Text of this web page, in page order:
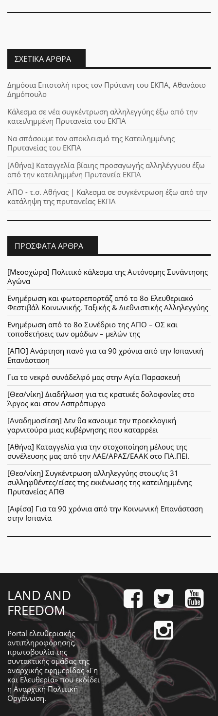
ΣΧΕΤΙΚΆ ΆΡΘΡΑ
Δημόσια Επιστολή προς τον Πρύτανη του ΕΚΠΑ, Αθανάσιο
Δημόπουλο
Κάλεσμα σε νέα συγκέντρωση αλληλεγγύης έξω από την
κατειλημμένη Πρυτανεία του ΕΚΠΑ
Να σπάσουμε τον αποκλεισμό της Κατειλημμένης
Πρυτανείας του ΕΚΠΑ
[Αθήνα] Καταγγελία βίαιης προσαγωγής αλληλέγγυου έξω
από την κατειλημμένη Πρυτανεία ΕΚΠΑ
ΑΠΟ - τ.σ. Αθήνας | Καλεσμα σε συγκέντρωση έξω από την
κατάληψη της πρυτανείας ΕΚΠΑ
ΠΡΌΣΦΑΤΑ ΆΡΘΡΑ
[Μεσοχώρα] Πολιτικό κάλεσμα της Αυτόνομης Συνάντησης
Αγώνα
Ενημέρωση και φωτορεπορτάζ από το 8ο Ελευθεριακό
Φεστιβάλ Κοινωνικής, Ταξικής & Διεθνιστικής Αλληλεγγύης
Ενημέρωση από το 8ο Συνέδριο της ΑΠΟ – ΟΣ και
τοποθετήσεις των ομάδων – μελών της
[ΑΠΟ] Ανάρτηση πανό για τα 90 χρόνια από την Ισπανική
Επανάσταση
Για το νεκρό συνάδελφό μας στην Αγία Παρασκευή
[Θεσ/νίκη] Διαδήλωση για τις κρατικές δολοφονίες στο
Άργος και στον Ασπρόπυργο
[Αναδημοσίεση] Δεν θα κανουμε την προεκλογική
γαρνιτούρα μιας κυβέρνησης που καταρρέει
[Αθήνα] Καταγγελία για την στοχοποίηση μέλους της
συνέλευσης μας από την ΛΑΕ/ΑΡΑΣ/ΕΑΑΚ στο ΠΑ.ΠΕΙ.
[Θεσ/νίκη] Συγκέντρωση αλληλεγγύης στους/ις 31
συλληφθέντες/είσες της εκκένωσης της κατειλημμένης
Πρυτανείας ΑΠΘ
[Αφίσα] Για τα 90 χρόνια από την Κοινωνική Επανάσταση
στην Ισπανία
LAND AND
FREEDOM
Portal ελευθεριακής
αντιπληροφόρησης,
πρωτοβουλία της
συντακτικής ομάδας της
αναρχικής εφημερίδας «Γη
και Ελευθερία» που εκδίδει
ηΑναρχική Πολιτική
Οργάνωση.